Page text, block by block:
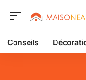
Conseils